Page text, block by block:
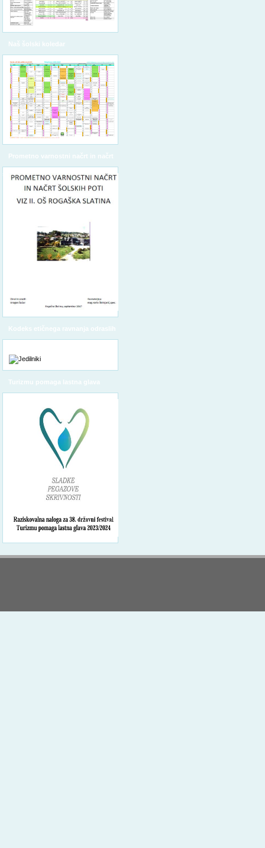
Naš šolski koledar
Prometno varnostni načrt in načrt
šolskih poti
Kodeks etičnega ravnanja odraslih
Turizmu pomaga lastna glava